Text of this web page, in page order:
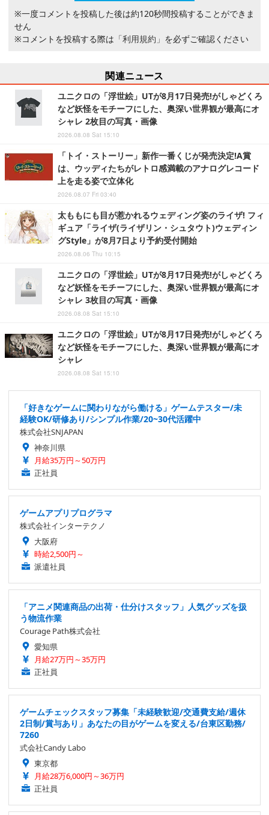
※一度コメントを投稿した後は約120秒間投稿することができま
せん
※コメントを投稿する際は 「利用規約」 を必ずご確認ください
関連ニュース
ユニクロの「浮世絵」UTが8月17日発売!がしゃどくろ
など妖怪をモチーフにした、奥深い世界観が最高にオ
シャレ 2枚目の写真・画像
2026.08.08 Sat 15:10
「トイ・ストーリー」新作一番くじが発売決定!A賞
は、ウッディたちがレトロ感満載のアナログレコード
上を走る姿で立体化
2026.08.07 Fri 03:40
太ももにも目が惹かれるウェディング姿のライザ! フィ
ギュア「ライザ(ライザリン・シュタウト)ウェディン
グStyle」が8月7日より予約受付開始
2026.08.06 Thu 10:15
ユニクロの「浮世絵」UTが8月17日発売!がしゃどくろ
など妖怪をモチーフにした、奥深い世界観が最高にオ
シャレ 3枚目の写真・画像
2026.08.08 Sat 15:10
ユニクロの「浮世絵」UTが8月17日発売!がしゃどくろ
など妖怪をモチーフにした、奥深い世界観が最高にオ
シャレ
2026.08.08 Sat 15:10
「好きなゲームに関わりながら働ける」ゲームテスター/未
経験OK/研修あり/シンプル作業/20~30代活躍中
株式会社SNJAPAN
神奈川県
月給35万円～50万円
正社員
ゲームアプリプログラマ
株式会社インターテクノ
大阪府
時給2,500円～
派遣社員
「アニメ関連商品の出荷・仕分けスタッフ」人気グッズを扱
う物流作業
Courage Path株式会社
愛知県
月給27万円～35万円
正社員
ゲームチェックスタッフ募集「未経験歓迎/交通費支給/週休
2日制/賞与あり」あなたの目がゲームを変える/台東区勤務/
7260
式会社Candy Labo
東京都
月給28万6,000円～36万円
正社員